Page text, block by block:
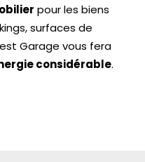
pour les biens
surfaces de
Garage vous fera
considérable.